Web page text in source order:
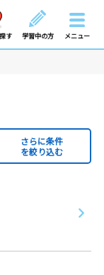
す 学習中の方 メニュー
さらに条件
を絞り込む